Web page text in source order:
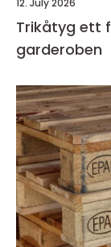
Trikåtyg ett följsamt basmaterial i
garderoben